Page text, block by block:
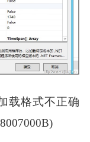
载格式不正确